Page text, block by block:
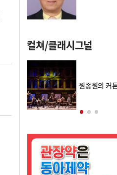
컬쳐/클래시그널
원종원의 커